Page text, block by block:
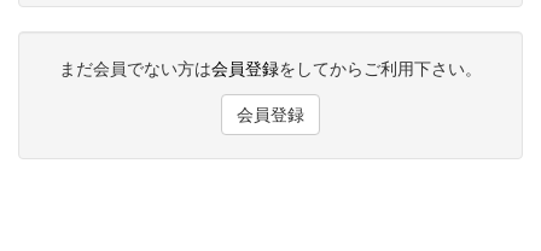
まだ会員でない方は会員登録をしてからご利用下さい。
会員登録